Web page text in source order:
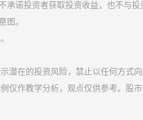
承诺投资者获取投资收益，也不与
图。
潜在的投资风险，禁止以任何方式
仅作教学分析，观点仅供参考。股